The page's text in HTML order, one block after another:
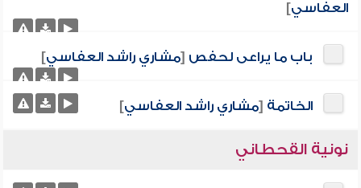
العفاسي]
باب ما يراعى لحفص [مشاري راشد العفاسي]
الخاتمة [مشاري راشد العفاسي]
نونية القحطاني